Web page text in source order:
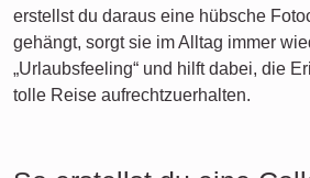
erstellst du daraus eine hübsche
gehängt, sorgt sie im Alltag immer
„Urlaubsfeeling“ und hilft dabei, die
tolle Reise aufrechtzuerhalten.